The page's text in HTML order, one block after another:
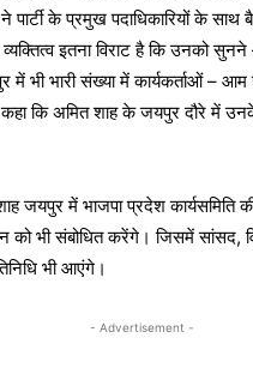
के प्रमुख पदाधिकारियों के साथ
व्यक्तित्व इतना विराट है कि
में भी भारी संख्या में कार्यकर्ताओं –
कहा कि अमित शाह के जयपुर दौरे में
जयपुर में भाजपा प्रदेश
को भी संबोधित करेंगे। जिसमें सांसद,
भी आएंगे।
- Advertisement -